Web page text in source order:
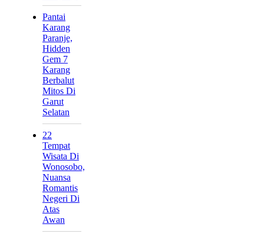
Pantai
Karang
Paranje,
Hidden
Gem 7
Karang
Berbalut
Mitos Di
Garut
Selatan
22
Tempat
Wisata Di
Wonosobo,
Nuansa
Romantis
Negeri Di
Atas
Awan